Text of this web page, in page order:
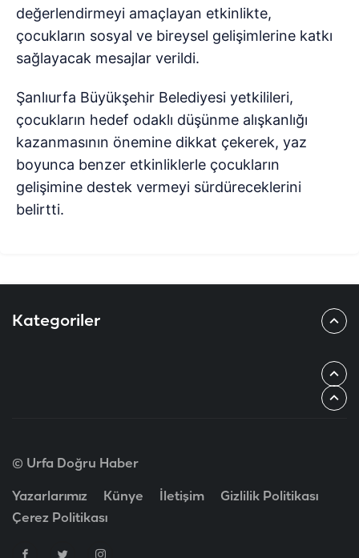
değerlendirmeyi amaçlayan etkinlikte,
çocukların sosyal ve bireysel gelişimlerine katkı
sağlayacak mesajlar verildi.
Şanlıurfa Büyükşehir Belediyesi yetkilileri,
çocukların hedef odaklı düşünme alışkanlığı
kazanmasının önemine dikkat çekerek, yaz
boyunca benzer etkinliklerle çocukların
gelişimine destek vermeyi sürdüreceklerini
belirtti.
Kategoriler
© Urfa Doğru Haber
Yazarlarımız Künye İletişim
Gizlilik Politikası
Çerez Politikası